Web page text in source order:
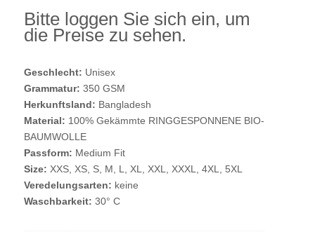
Bitte loggen Sie sich ein, um
die Preise zu sehen.
Geschlecht: Unisex
Grammatur: 350 GSM
Herkunftsland: Bangladesh
Material: 100% Gekämmte RINGGESPONNENE BIO-
BAUMWOLLE
Passform: Medium Fit
Size: XXS, XS, S, M, L, XL, XXL, XXXL, 4XL, 5XL
Veredelungsarten: keine
Waschbarkeit: 30° C